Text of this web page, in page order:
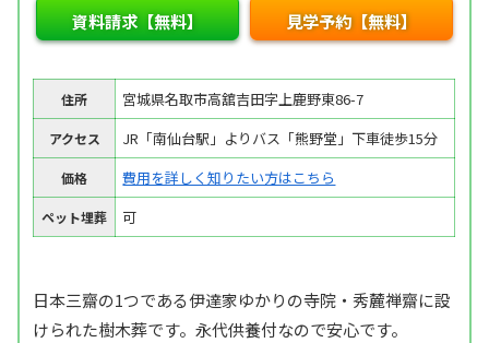
資料請求【無料】 見学予約【無料】
住所 宮城県名取市高舘吉田字上鹿野東86-7
アクセス JR「南仙台駅」よりバス「熊野堂」下車徒歩15分
価格 費用を詳しく知りたい方はこちら
ペット埋葬 可
日本三齋の1つである伊達家ゆかりの寺院・秀麓禅齋に設
けられた樹木葬です。永代供養付なので安心です。